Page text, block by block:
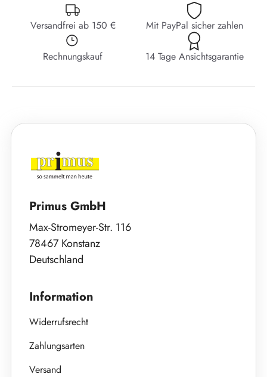
Versandfrei ab 150 € Mit PayPal sicher zahlen
Rechnungskauf 14 Tage Ansichtsgarantie
Primus GmbH
Max-Stromeyer-Str. 116
78467 Konstanz
Deutschland
Information
Widerrufsrecht
Zahlungsarten
Versand